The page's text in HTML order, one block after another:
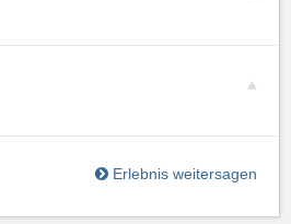
Erlebnis weitersagen